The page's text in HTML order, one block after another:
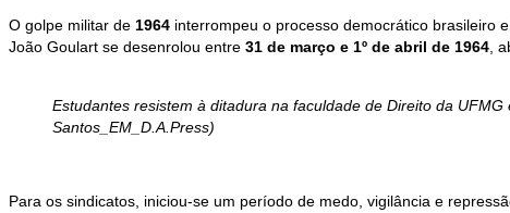
O golpe militar de 1964 interrompeu o processo democrático brasileiro
João Goulart se desenrolou entre 31 de março e 1º de abril de 1964,
Estudantes resistem à ditadura na faculdade de Direito da UFMG
Santos_EM_D.A.Press)
Para os sindicatos, iniciou-se um período de medo, vigilância e